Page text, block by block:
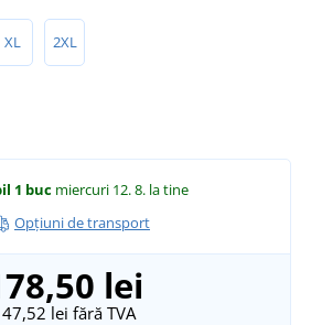
XL 2XL
1 buc miercuri 12. 8. la tine
Opțiuni de transport
lei
lei fără TVA